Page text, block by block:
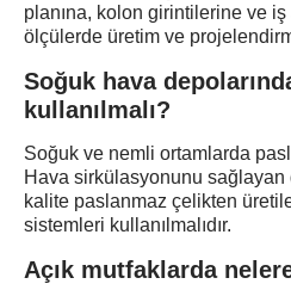
planına, kolon girintilerine ve iş
ölçülerde üretim ve
Soğuk hava
kullanılmalı?
Soğuk ve nemli ortamlarda
Hava sirkülasyonunu sağlayan
kalite paslanmaz çelikten
sistemleri kullanılmalıdır.
Açık mutfaklarda